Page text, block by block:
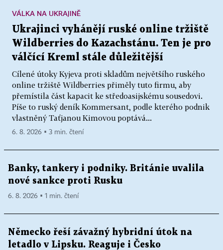
Ukrajinci vyhánějí ruské online tržiště
Wildberries do Kazachstánu. Ten je pro
válčící Kreml stále důležitější
Cílené útoky Kyjeva proti skladům největšího ruského
online tržiště Wildberries přiměly tuto firmu, aby
přemístila část kapacit ke středoasijskému sousedovi.
Píše to ruský deník Kommersant, podle kterého podnik
vlastněný Taťjanou Kimovou poptává...
VÁLKA NA UKRAJINĚ
6. 8. 2026 ▪ 3 min. čtení
Banky, tankery i podniky. Británie uvalila
nové sankce proti Rusku
6. 8. 2026 ▪ 1 min. čtení
Německo řeší závažný hybridní útok na
letadlo v Lipsku. Reaguje i Česko